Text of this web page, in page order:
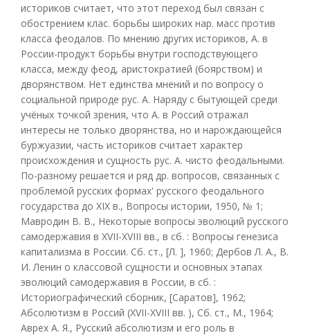
историков считает, что этот переход был связан с
обострением клас. борьбы широких нар. масс против
класса феодалов. По мнению других историков, А. в
России-продукт борьбы внутри господствующего
класса, между феод, аристократией (боярством) и
дворянством. Нет единства мнений и по вопросу о
социальной природе рус. А. Наряду с бытующей среди
учёных точкой зрения, что А. в Россий отражал
интересы не только дворянства, но и нарождающейся
буржуазии, часть историков считает характер
происхождения и сущность рус. А. чисто феодальными.
По-разному решается и ряд др. вопросов, связанных с
проблемой русских формах' русского феодального
государства до XIX в., Вопросы истории, 1950, № 1;
Мавродин В. В., Некоторые вопросы эволюций русского
самодержавия в XVII-XVIII вв., в сб. : Вопросы генезиса
капитализма в России. Сб. ст., [Л. ], 1960; Дербов Л. А., В.
И. Ленин о классовой сущности и основных этапах
эволюций самодержавия в России, в сб. :
Историографический сборник, [Саратов], 1962;
Абсолютизм в Россий (XVII-XVIII вв. ), Сб. ст., М., 1964;
Аврех А. Я., Русский абсолютизм и его роль в